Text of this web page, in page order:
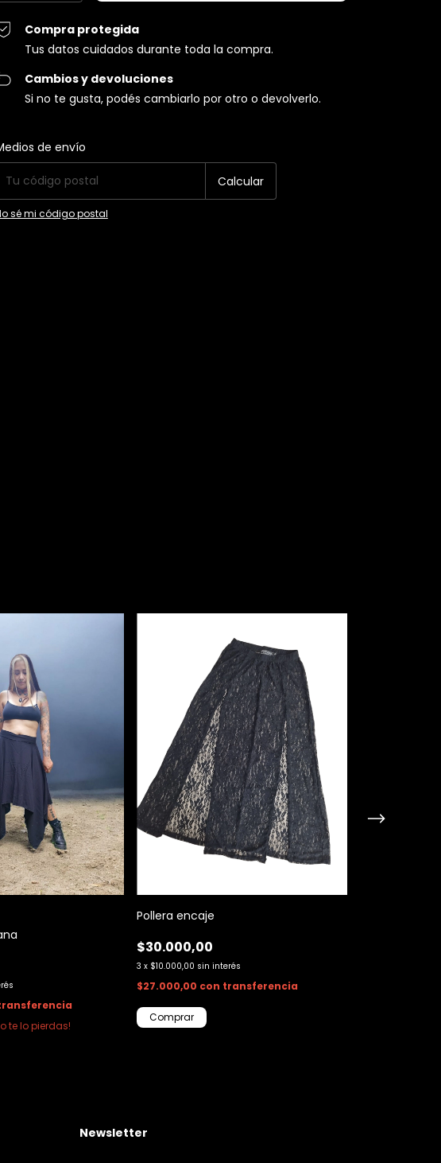
Compra protegida
Tus datos cuidados durante toda la compra.
Cambios y devoluciones
Si no te gusta, podés cambiarlo por otro o devolverlo.
para el CP:
de envío
Calcular
sé mi código postal
te lo pierdas!
Pollera encaje
$30.000,00
3 x $10.000,00 sin interés
$27.000,00 con transferencia
Comprar
Newsletter